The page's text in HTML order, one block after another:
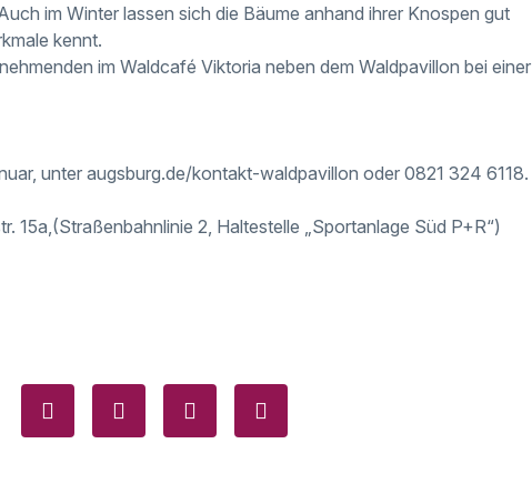
im Winter lassen sich die Bäume anhand ihrer Knospen gut
kennt.
im Waldcafé Viktoria neben dem Waldpavillon bei einer
unter augsburg.de/kontakt-waldpavillon oder 0821 324 6118.
15a,(Straßenbahnlinie 2, Haltestelle „Sportanlage Süd P+R“)